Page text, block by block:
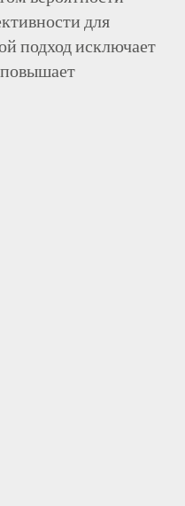
для
подход исключает